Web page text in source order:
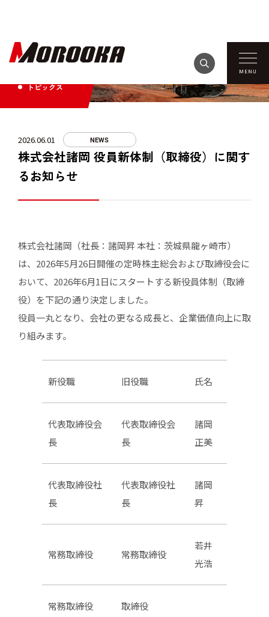
トピックス
2026.06.01 NEWS
株式会社諸岡 役員新体制（取締役）に関す
るお知らせ
株式会社諸岡（社長：諸岡昇 本社：茨城県龍ヶ崎市）
は、2026年5月26日開催の定時株主総会および取締役会に
おいて、2026年6月1日にスタートする新役員体制（取締
役）を下記の通り決定しました。
役員一丸となり、会社の更なる成長と、企業価値向上に取
り組みます。
新役職 旧役職 氏名
代表取締役会
長
代表取締役会
長
諸岡
正美
代表取締役社
長
代表取締役社
長
諸岡
昇
常務取締役 常務取締役
若井
光浩
常務取締役
取締役